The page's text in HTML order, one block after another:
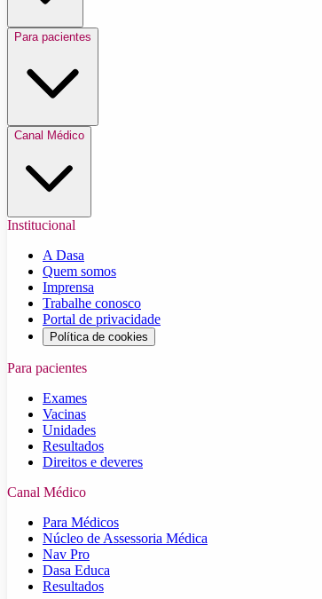
Para pacientes
Canal Médico
Institucional
A Dasa
Quem somos
Imprensa
Trabalhe conosco
Portal de privacidade
Política de cookies
Para pacientes
Exames
Vacinas
Unidades
Resultados
Direitos e deveres
Canal Médico
Para Médicos
Núcleo de Assessoria Médica
Nav Pro
Dasa Educa
Resultados